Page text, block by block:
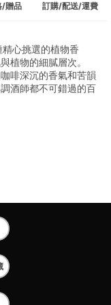
/贈品 訂購/配送/運費
心挑選的植物香
植物的細膩層次。
啡深沉的香氣和苦韻
酒師都不可錯過的百